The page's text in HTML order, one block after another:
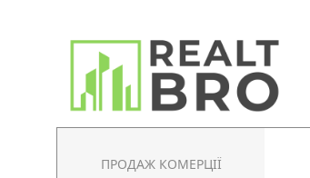
ПРОДАЖ КОМЕРЦІЇ